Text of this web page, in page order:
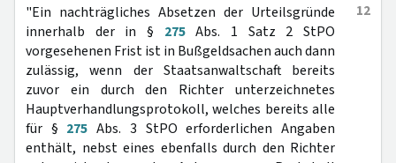
12
"Ein nachträgliches Absetzen der Urteilsgründe
innerhalb der in § 275Abs. 1 Satz 2 StPO
vorgesehenen Frist ist in Bußgeldsachen auch dann
zulässig, wenn der Staatsanwaltschaft bereits
zuvor ein durch den Richter unterzeichnetes
Hauptverhandlungsprotokoll, welches bereits alle
für § 275 Abs. 3 StPO erforderlichen Angaben
enthält, nebst eines ebenfalls durch den Richter